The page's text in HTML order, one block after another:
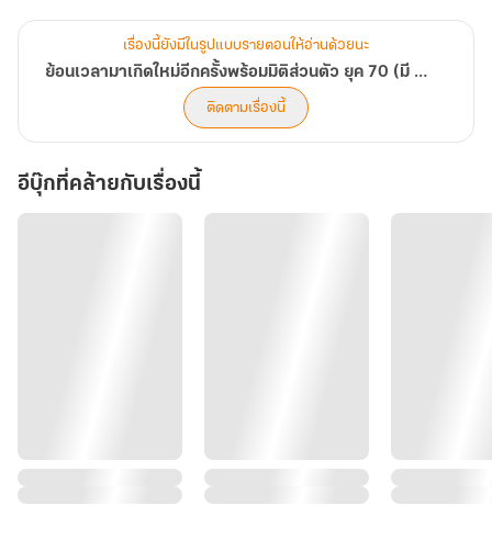
ส่วน
ตัว
ยุค
70
(มี
E-
เรื่องนี้ยังมีในรูปแบบรายตอนให้อ่านด้วยนะ
ย้อนเวลามาเกิดใหม่อีกครั้งพร้อมมิติส่วนตัว ยุค 70 (มี E-BOOK)
ติดตามเรื่องนี้
อีบุ๊กที่คล้ายกับเรื่องนี้